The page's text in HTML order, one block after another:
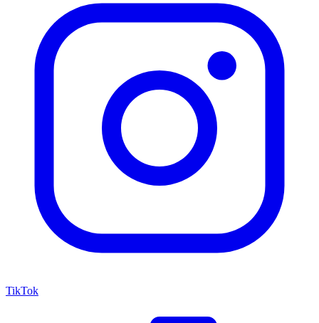
TikTok